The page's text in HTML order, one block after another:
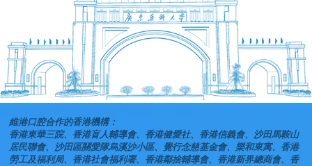
維港口腔合作的香港機構：
香港東華三院、香港盲人輔導會、香港健愛社、香港信義會、沙田馬鞍山
居民聯會、沙田區關愛隊烏溪沙小區、覺行念慈基金會、樂和東寓、香港
勞工及福利局、香港社會福利署、香港鄰捨輔導會、香港新界總商會、香